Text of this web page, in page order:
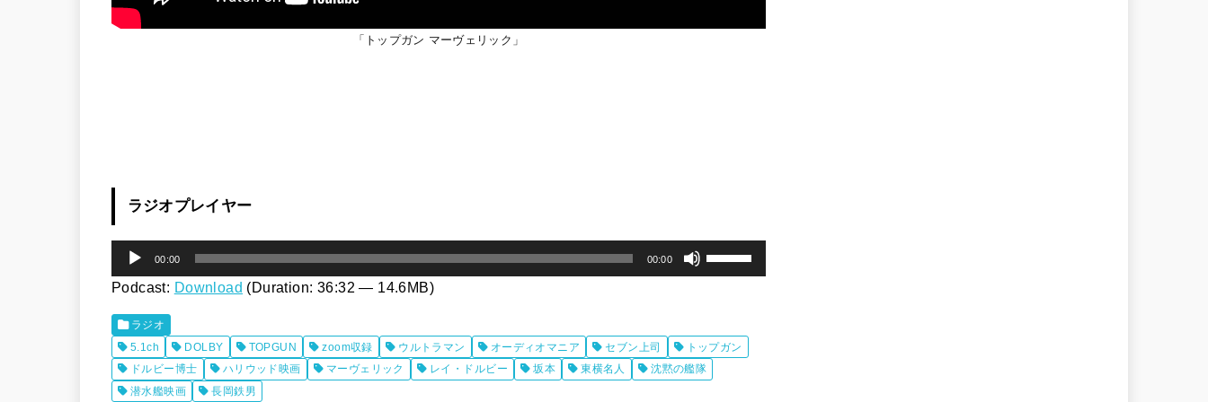
「トップガン マーヴェリック」
ラジオプレイヤー
声
レ
ー
ヤ
00:00 00:00
ボ
リ
ー
ム
Podcast: Download (Duration: 36:32 — 14.6MB)
ラジオ
5.1ch
DOLBY TOPGUN zoom収録 ウルトラマン オーディオマニア セブン上司
トップガン
ドルビー博士
ハリウッド映画 マーヴェリック レイ・ドルビー 坂本 東横名人
沈黙の艦隊
潜水艦映画
長岡鉄男